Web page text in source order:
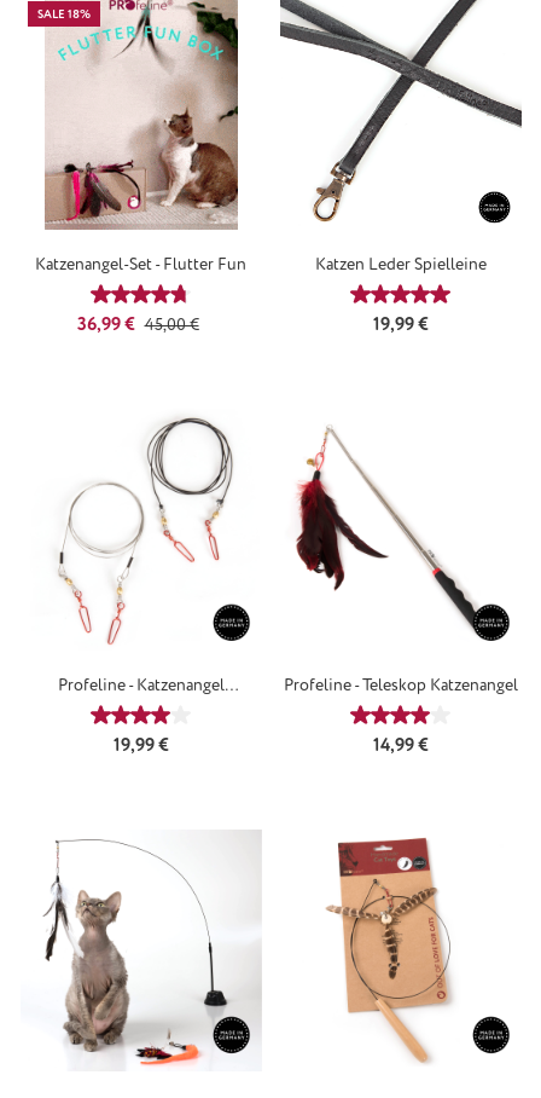
SALE 18%
Katzenangel-Set - Flutter Fun
Durchschnittliche Bewertung von 4.67 von 5 Sternen
Verkaufspreis:
36,99 € Regulärer Preis:
45,00 €
Katzen Leder Spielleine
Durchschnittliche
Regulärer Preis:
19,99 €
Profeline - Katzenangel
WechselschnurDurchschnittliche Bewertung von 4 von 5 Sternen
Regulärer Preis:
19,99 €
Profeline - Teleskop Katzenangel
Durchschnittliche
Regulärer Preis:
14,99 €